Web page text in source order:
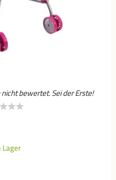
nicht bewertet. Sei der Erste!
Lager